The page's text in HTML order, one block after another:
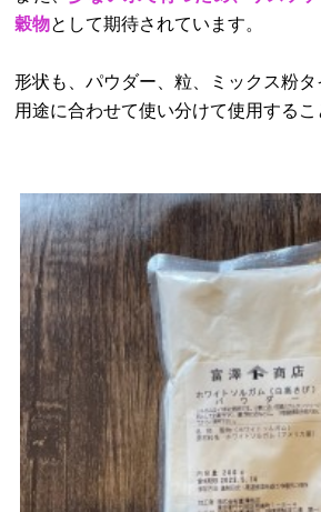
穀物として期待されています。
形状も、パウダー、粒、ミックス粉タ
用途に合わせて使い分けて使用するこ